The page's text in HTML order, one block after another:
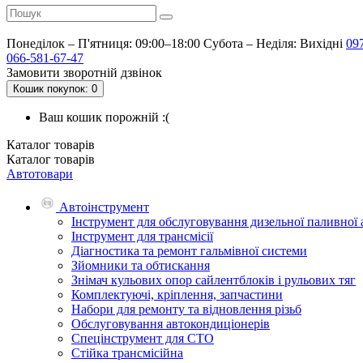
Понеділок – П'ятниця: 09:00–18:00 Субота – Неділя: Вихідні
066-581-67-47
Замовити зворотній дзвінок
Кошик покупок: 0
Ваш кошик порожній :(
Каталог товарів
Каталог товарів
Автотовари
Автоінструмент
Інструмент для обслуговування дизельної паливної
Інструмент для трансмісії
Діагностика та ремонт гальмівної системи
Зйомники та обтискання
Знімач кульових опор сайлентблоків і рульових тяг
Комплектуючі, кріплення, запчастини
Набори для ремонту та відновлення різьб
Обслуговування автокондиціонерів
Спецінструмент для СТО
Стійка трансмісійна